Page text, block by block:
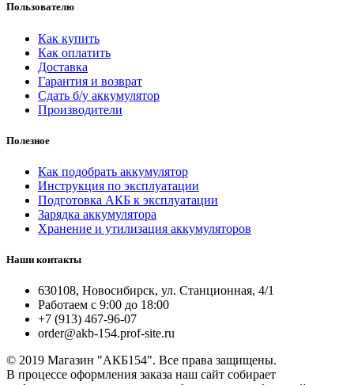
Пользователю
Как купить
Как оплатить
Доставка
Гарантия и возврат
Сдать б/у аккумулятор
Производители
Полезное
Как подобрать аккумулятор
Инструкция по эксплуатации
Подготовка АКБ к эксплуатации
Зарядка аккумулятора
Хранение и утилизация аккумуляторов
Наши контакты
630108, Новосибирск, ул. Станционная, 4/1
Работаем с 9:00 до 18:00
+7 (913) 467-96-07
order@akb-154.prof-site.ru
© 2019 Магазин "АКБ154". Все права защищены.
В процессе оформления заказа наш сайт собирает